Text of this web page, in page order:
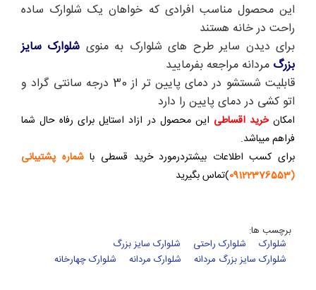
این محصول مناسب افرادی که خواهان یک شلوارک ساده
راحت در خانه هستند
برای دیدن سایر طرح های شلوارک به منوی شلوارک سایز
بزرگ مردانه مراجعه بفرمایید
قابلیت شستشو در دمای پایین تر از 30 درجه سانتی گراد و
اتو کشی در دمای پایین را دارد
امکان خرید اقساطی این محصول در ازاد استایل برای رفاه حال شما
فراهم میباشد.
برای کسب اطلاعات بیشتردرمورد خرید قسطی باشماره پشتیبانی
(09122376553
)تماس بگیرید
برچسب ها:
شلوارک
شلوارک راحتی
شلوارک سایز بزرگ
شلوارک سایز بزرگ مردانه
شلوارک مردانه شلوارک چهارخانه